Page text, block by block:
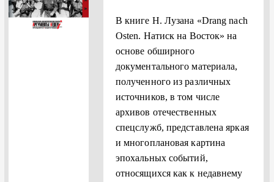
В книге Н. Лузана «Drang nach
Оsten. Натиск на Восток» на
основе обширного
документального материала,
полученного из различных
источников, в том числе
архивов отечественных
спецслужб, представлена яркая
и многоплановая картина
эпохальных событий,
относящихся как к недавнему